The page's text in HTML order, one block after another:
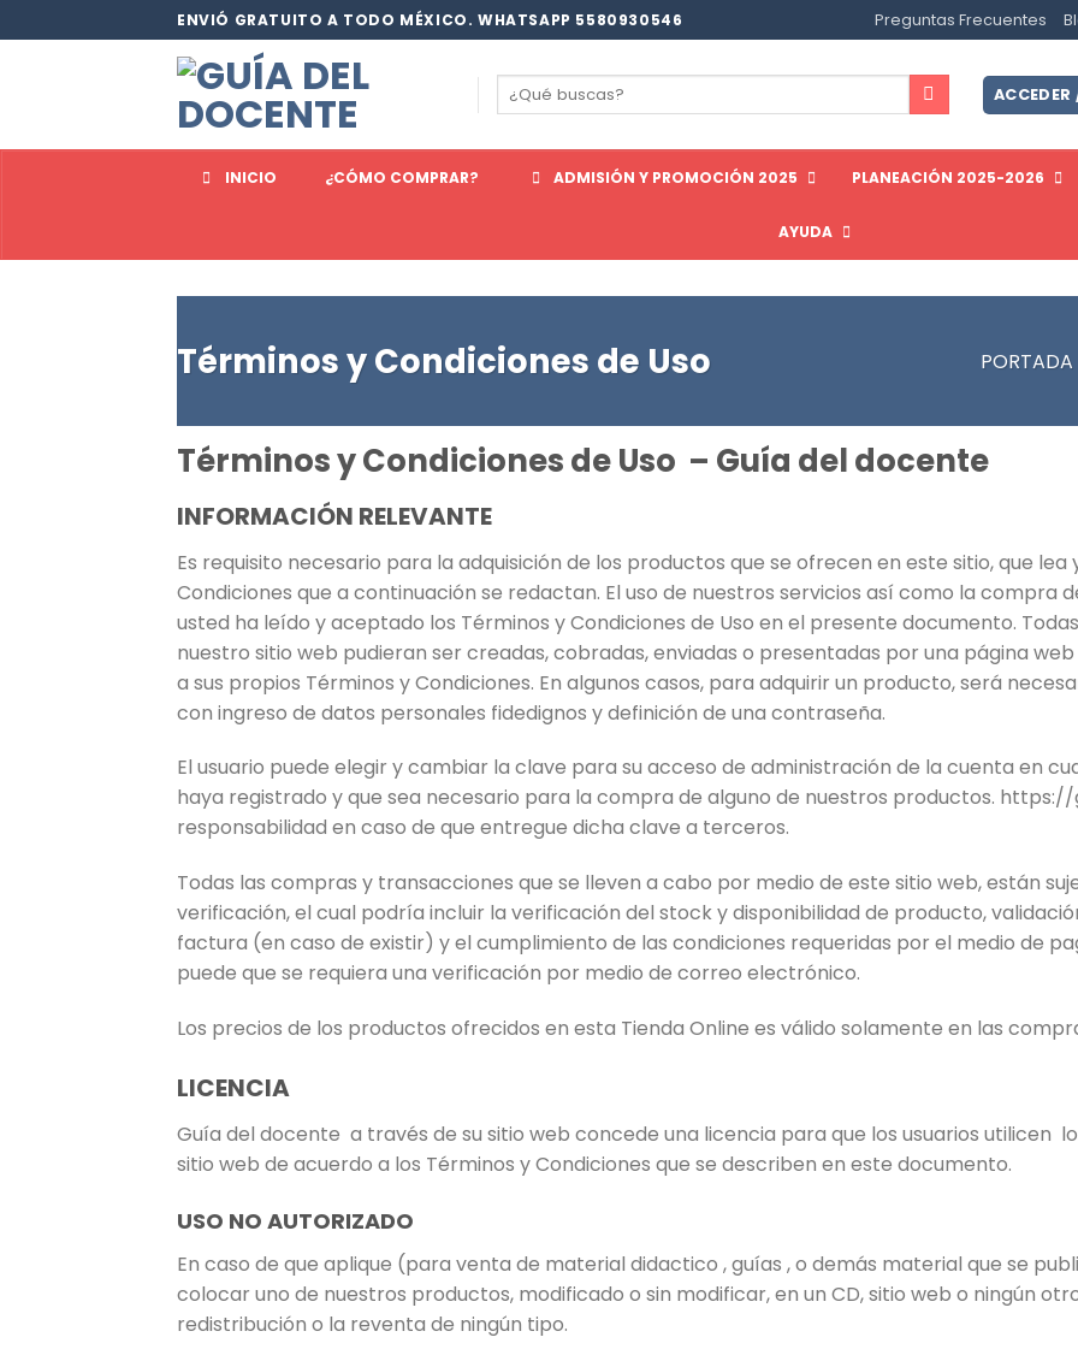
al
ENVIÓ GRATUITO A TODO MÉXICO. WHATSAPP 5580930546 Preguntas Frecuentes
Buscar
por:
ACCEDER
INICIO ¿CÓMO COMPRAR? ADMISIÓN Y PROMOCIÓN 2025 PLANEACIÓN 2025-2026
AYUDA
Términos y Condiciones de Uso PORTADA
Términos y Condiciones de Uso – Guía del docente
INFORMACIÓN RELEVANTE
Es requisito necesario para la adquisición de los productos que se ofrecen en este sitio, que
Condiciones que a continuación se redactan. El uso de nuestros servicios así como la compra
usted ha leído y aceptado los Términos y Condiciones de Uso en el presente documento.
nuestro sitio web pudieran ser creadas, cobradas, enviadas o presentadas por una página
a sus propios Términos y Condiciones. En algunos casos, para adquirir un producto, será
con ingreso de datos personales fidedignos y definición de una contraseña.
El usuario puede elegir y cambiar la clave para su acceso de administración de la cuenta en
haya registrado y que sea necesario para la compra de alguno de nuestros productos. https://
responsabilidad en caso de que entregue dicha clave a terceros.
Todas las compras y transacciones que se lleven a cabo por medio de este sitio web, están
verificación, el cual podría incluir la verificación del stock y disponibilidad de producto,
factura (en caso de existir) y el cumplimiento de las condiciones requeridas por el medio de
puede que se requiera una verificación por medio de correo electrónico.
Los precios de los productos ofrecidos en esta Tienda Online es válido solamente en las
LICENCIA
Guía del docente a través de su sitio web concede una licencia para que los usuarios utilicen
sitio web de acuerdo a los Términos y Condiciones que se describen en este documento.
USO NO AUTORIZADO
En caso de que aplique (para venta de material didactico , guías , o demás material que se
colocar uno de nuestros productos, modificado o sin modificar, en un CD, sitio web o ningún
redistribución o la reventa de ningún tipo.